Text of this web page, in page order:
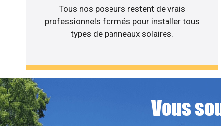
Tous nos poseurs restent de vrais
professionnels formés pour installer tous
types de panneaux solaires.
Vous